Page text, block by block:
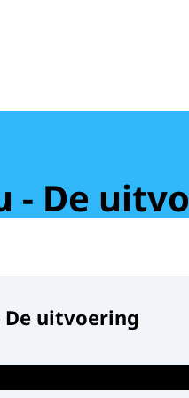
- De
De uitvoering